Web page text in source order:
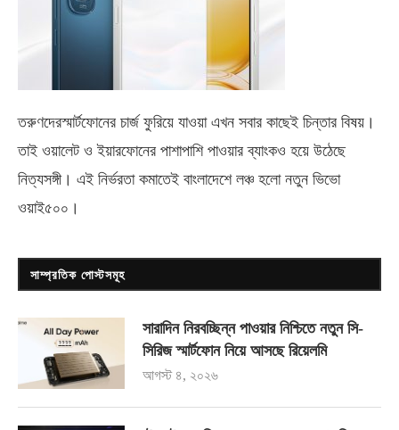
তরুণদেরস্মার্টফোনের চার্জ ফুরিয়ে যাওয়া এখন সবার কাছেই চিন্তার বিষয়।
তাই ওয়ালেট ও ইয়ারফোনের পাশাপাশি পাওয়ার ব্যাংকও হয়ে উঠেছে
নিত্যসঙ্গী। এই নির্ভরতা কমাতেই বাংলাদেশে লঞ্চ হলো নতুন ভিভো
ওয়াই৫০০ ।
সাম্প্রতিক পোস্টসমূহ
সারাদিন নিরবচ্ছিন্ন পাওয়ার নিশ্চিতে নতুন সি-
সিরিজ স্মার্টফোন নিয়ে আসছে রিয়েলমি
আগস্ট ৪, ২০২৬